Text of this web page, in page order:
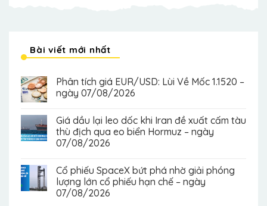
Bài viết mới nhất
Phân tích giá EUR/USD: Lùi Về Mốc 1.1520 –
ngày 07/08/2026
Giá dầu lại leo dốc khi Iran đề xuất cấm tàu
thù địch qua eo biển Hormuz – ngày
07/08/2026
Cổ phiếu SpaceX bứt phá nhờ giải phóng
lượng lớn cổ phiếu hạn chế – ngày
07/08/2026